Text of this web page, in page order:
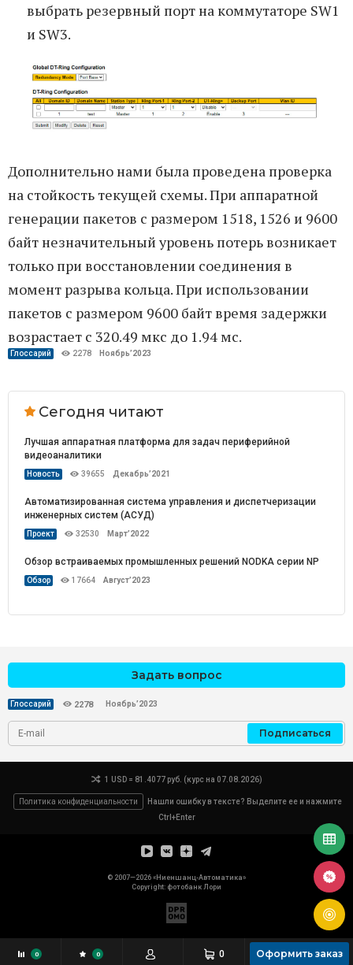
выбрать резервный порт на коммутаторе SW1
и SW3.
Дополнительно нами была проведена проверка
на стойкость текущей схемы. При аппаратной
генерации пакетов с размером 1518, 1526 и 9600
байт незначительный уровень потерь возникает
только при восстановлении соединения в
момент разрыва кольца. При использовании
пакетов с размером 9600 байт время задержки
возрастает с 320.49 мкс до 1.94 мс.
Глоссарий 2278 Ноябрь’2023
Сегодня читают
Лучшая аппаратная платформа для задач периферийной
видеоаналитики
Новость 39655 Декабрь’2021
Автоматизированная система управления и диспетчеризации
инженерных систем (АСУД)
Проект 32530 Март’2022
Обзор встраиваемых промышленных решений NODKA серии NP
Обзор 17664 Август’2023
Задать вопрос
Глоссарий 2278 Ноябрь’2023
Подписаться
1 USD = 81.4077 руб. (курс на 07.08.2026)
Политика конфиденциальности
Нашли ошибку в тексте? Выделите ее и нажмите
Ctrl+Enter
© 2007—2026 «Ниеншанц-Автоматика»
Copyright: фотобанк Лори
0 0 0 Оформить заказ